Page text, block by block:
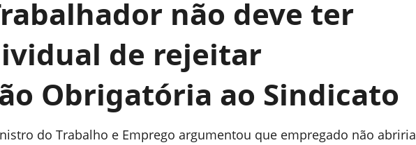
não deve ter
de rejeitar
Obrigatória ao Sindicato
do Trabalho e Emprego argumentou que empregado não abriria